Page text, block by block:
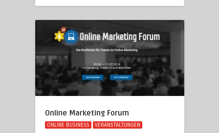
Online Marketing Forum
ONLINE BUSINESS VERANSTALTUNGEN